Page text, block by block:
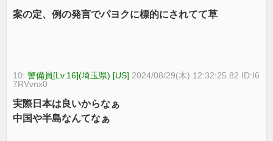
案の定、例の発言でパヨクに標的にされてて草
10:警備員[Lv.16](埼玉県) [US] 2024/08/29(木) 12:32:25.82 ID:I6
7RVvnx0
実際日本は良いからなぁ
中国や半島なんてなぁ